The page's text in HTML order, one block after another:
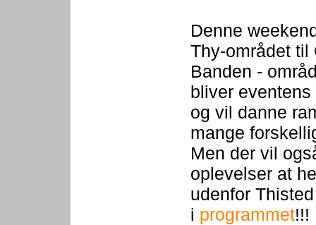
Denne
Thy-området til
Banden -
bliver
og vil danne
mange
Men der vil
oplevelser at
udenfor
i programmet!!!